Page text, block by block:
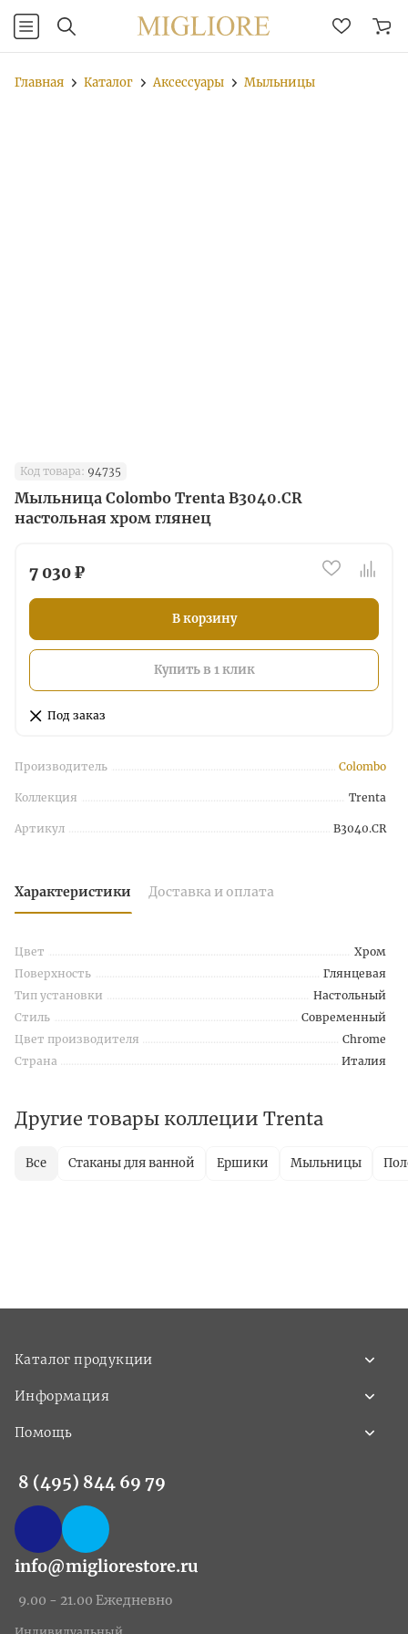
Главная Каталог Аксессуары Мыльницы
Код товара: 94735
Мыльница Colombo Trenta B3040.CR
настольная хром глянец
7 030 ₽
В корзину
Купить в 1 клик
Под заказ
Производитель Colombo
Коллекция Trenta
Артикул B3040.CR
Характеристики Доставка и оплата
Цвет
Хром
Поверхность
Глянцевая
Тип установки
Настольный
Стиль
Современный
Цвет производителя
Chrome
Страна
Италия
Другие товары коллеции Trenta
Все Стаканы для ванной Ершики Мыльницы
Каталог продукции
Информация
Помощь
8 (495) 844 69 79
info@migliorestore.ru
9.00 - 21.00 Ежедневно